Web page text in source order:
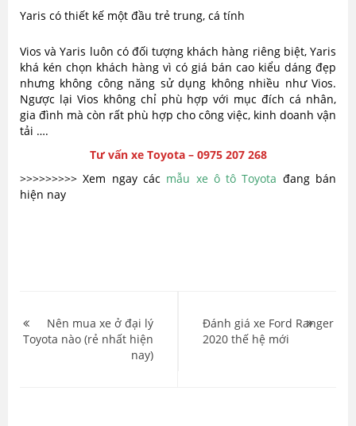
Yaris có thiết kế một đầu trẻ trung, cá tính
Vios và Yaris luôn có đối tượng khách hàng riêng biệt, Yaris
khá kén chọn khách hàng vì có giá bán cao kiểu dáng đẹp
nhưng không công năng sử dụng không nhiều như Vios.
Ngược lại Vios không chỉ phù hợp với mục đích cá nhân,
gia đình mà còn rất phù hợp cho công việc, kinh doanh vận
tải ….
Tư vấn xe Toyota – 0975 207 268
>>>>>>>>> Xem ngay các mẫu xe ô tô Toyota đang bán
hiện nay
hướng
bài
Nên mua xe ở đại lý
Toyota nào (rẻ nhất hiện
nay)
Đánh giá xe Ford Ranger
2020 thế hệ mới